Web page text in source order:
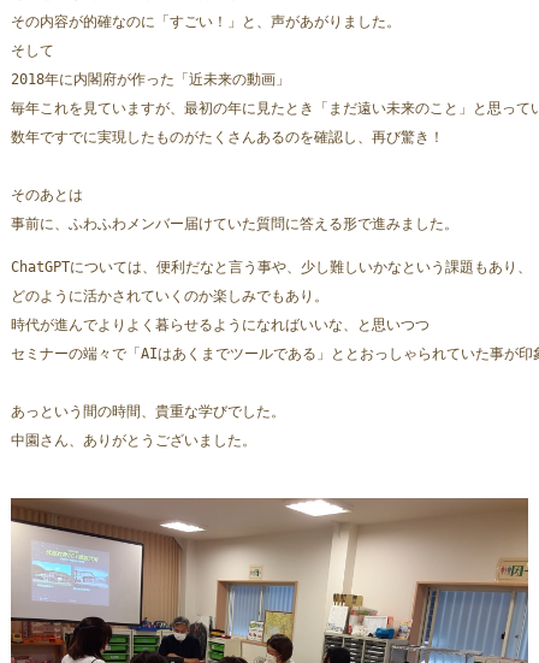
その内容が的確なのに「すごい！」と、声があがりました。
そして
2018年に内閣府が作った「近未来の動画」
毎年これを見ていますが、最初の年に見たとき「まだ遠い未来のこと」と思って
数年ですでに実現したものがたくさんあるのを確認し、再び驚き！
そのあとは
事前に、ふわふわメンバー届けていた質問に答える形で進みました。
ChatGPTについては、便利だなと言う事や、少し難しいかなという課題もあり、
どのように活かされていくのか楽しみでもあり。
時代が進んでよりよく暮らせるようになればいいな、と思いつつ
セミナーの端々で「AIはあくまでツールである」ととおっしゃられていた事が印
あっという間の時間、貴重な学びでした。
中園さん、ありがとうございました。